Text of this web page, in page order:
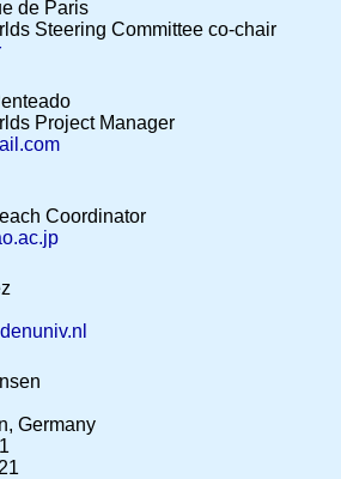
de Paris
Steering Committee co-chair
Project Manager
Coordinator
Germany